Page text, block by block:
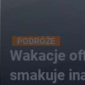
PODRÓŻE
Wakacje
smakuje